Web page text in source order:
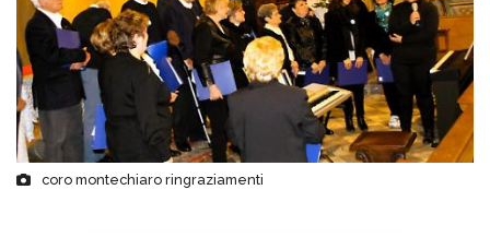
coro montechiaro ringraziamenti